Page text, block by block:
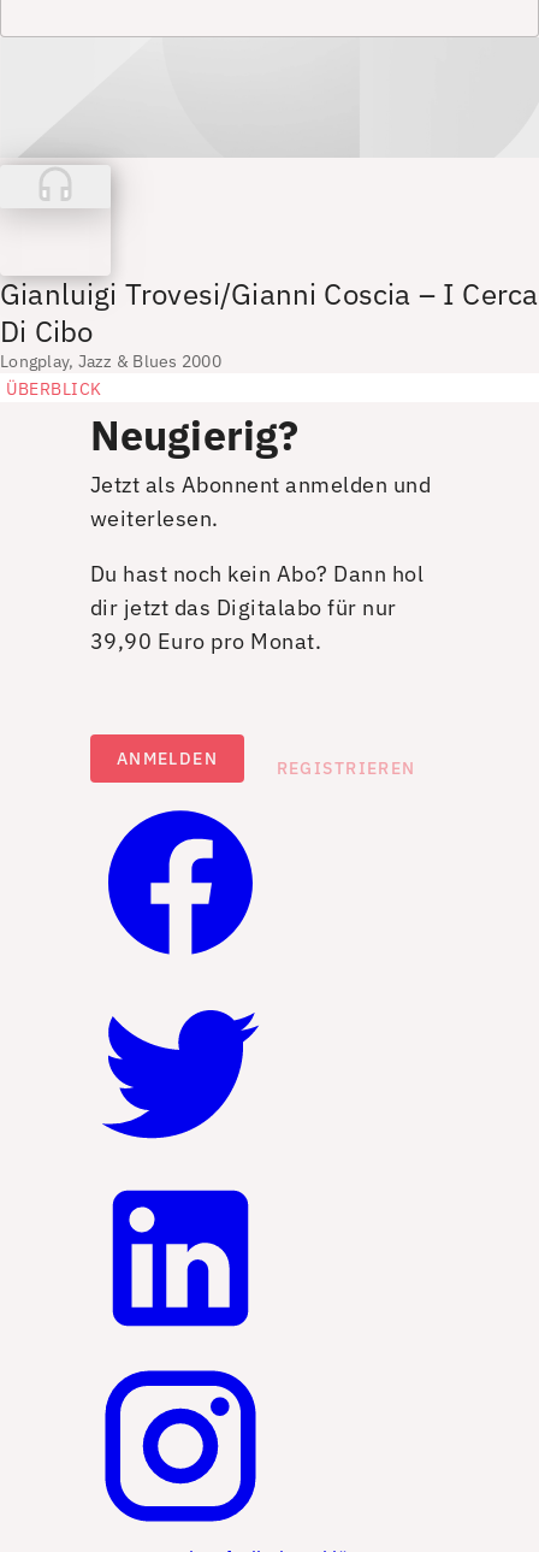
Gianluigi Trovesi/Gianni Coscia – I Cerca
Di Cibo
Longplay, Jazz & Blues 2000
ÜBERBLICK
Neugierig?
Jetzt als Abonnent anmelden und
weiterlesen.
Du hast noch kein Abo? Dann hol
dir jetzt das Digitalabo für nur
39,90 Euro pro Monat.
ANMELDEN REGISTRIEREN